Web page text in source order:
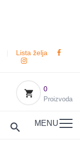
Lista želja
0
Proizvoda
MENU